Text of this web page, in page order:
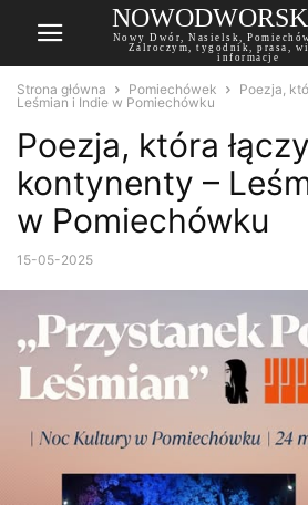
Nowy Dwór, Nasielsk,
Zalroczym, tygodnik, prasa,
informacje
Strona główna Pomiechówek
Poezja,
Leśmian i Indie w Pomiechówku
Poezja, która łączy
kontynenty –
w Pomiechówku
15-05-2025